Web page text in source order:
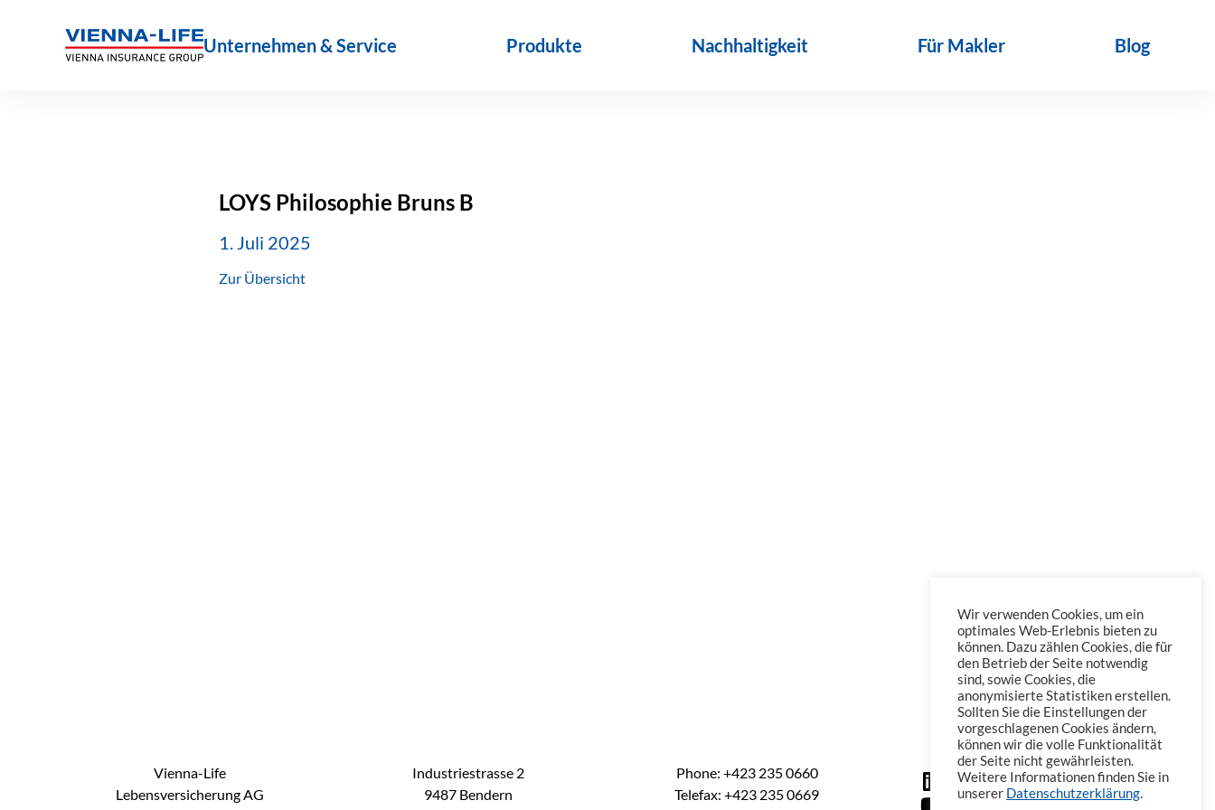
Unternehmen & Service Produkte Nachhaltigkeit Für Makler Blog
LOYS Philosophie Bruns B
1. Juli 2025
Zur Übersicht
Vienna-Life
Lebensversicherung AG
Industriestrasse 2
9487 Bendern
Phone: +423 235 0660
Telefax: +423 235 0669
Wir verwenden Cookies, um ein
optimales Web-Erlebnis bieten zu
können. Dazu zählen Cookies, die für
den Betrieb der Seite notwendig
sind, sowie Cookies, die
anonymisierte Statistiken erstellen.
Sollten Sie die Einstellungen der
vorgeschlagenen Cookies ändern,
können wir die volle Funktionalität
der Seite nicht gewährleisten.
Weitere Informationen finden Sie in
unserer Datenschutzerklärung.